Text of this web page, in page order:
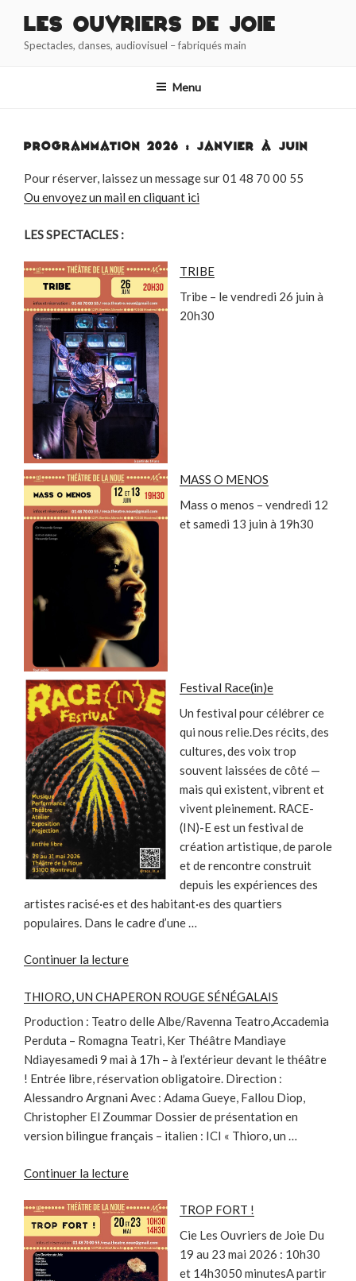
contenu
Les Ouvriers de Joie
Spectacles, danses, audiovisuel – fabriqués main
Menu
PROGRAMMATION 2026 : JANVIER À JUIN
Pour réserver, laissez un message sur 01 48 70 00 55
Ou envoyez un mail en cliquant ici
LES SPECTACLES :
TRIBE
Tribe – le vendredi 26 juin à
20h30
MASS O MENOS
Mass o menos – vendredi 12
et samedi 13 juin à 19h30
Festival Race(in)e
Un festival pour célébrer ce
qui nous relie.Des récits, des
cultures, des voix trop
souvent laissées de côté —
mais qui existent, vibrent et
vivent pleinement. RACE-
(IN)-E est un festival de
création artistique, de parole
et de rencontre construit
depuis les expériences des
artistes racisé·es et des habitant·es des quartiers
populaires. Dans le cadre d’une …
Continuer la lecturede
Race(in)e »
THIORO, UN CHAPERON ROUGE SÉNÉGALAIS
Production : Teatro delle Albe/Ravenna Teatro,Accademia
Perduta – Romagna Teatri, Ker Théâtre Mandiaye
Ndiayesamedi 9 mai à 17h – à l’extérieur devant le théâtre
! Entrée libre, réservation obligatoire. Direction :
Alessandro Argnani Avec : Adama Gueye, Fallou Diop,
Christopher El Zoummar Dossier de présentation en
version bilingue français – italien : ICI « Thioro, un …
Continuer la lecturede
UN
CHAPERON
ROUGE
SÉNÉGALAIS »
TROP FORT !
Cie Les Ouvriers de Joie Du
19 au 23 mai 2026 : 10h30
et 14h3050 minutesA partir